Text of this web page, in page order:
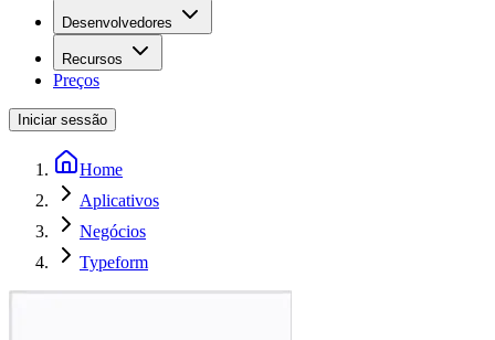
Desenvolvedores
Recursos
Preços
Iniciar sessão
Home
Aplicativos
Negócios
Typeform